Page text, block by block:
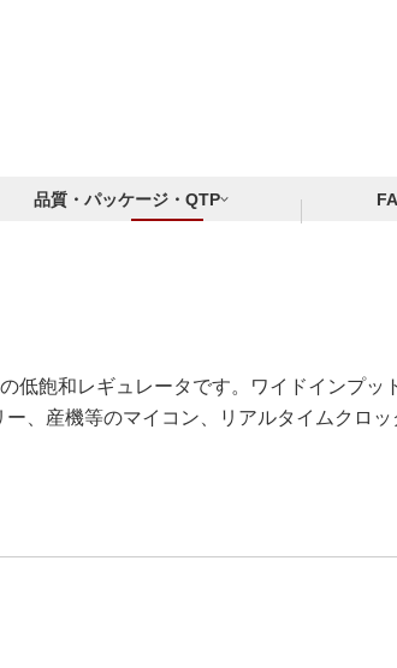
品質・パッケージ・QTP
飽和レギュレータです。ワイドインプッ
、産機等のマイコン、リアルタイムクロ